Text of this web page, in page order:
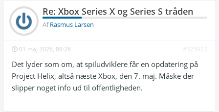
Re: Xbox Series X og Series S tråden
AfRasmus Larsen
01 maj 2026, 09:28 #375927
Det lyder som om, at spiludviklere får en opdatering på
Project Helix, altså næste Xbox, den 7. maj. Måske der
slipper noget info ud til offentligheden.